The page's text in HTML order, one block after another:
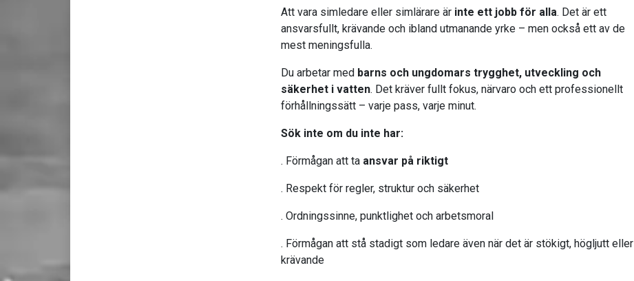
Att vara simledare eller simlärare är inte ett jobb för alla. Det är ett
ansvarsfullt, krävande och ibland utmanande yrke – men också ett av de
mest meningsfulla.
Du arbetar med barns och ungdomars trygghet, utveckling och
säkerhet i vatten. Det kräver fullt fokus, närvaro och ett professionellt
förhållningssätt – varje pass, varje minut.
Sök inte om du inte har:
. Förmågan att ta ansvar på riktigt
. Respekt för regler, struktur och säkerhet
. Ordningssinne, punktlighet och arbetsmoral
. Förmågan att stå stadigt som ledare även när det är stökigt, högljutt eller
krävande